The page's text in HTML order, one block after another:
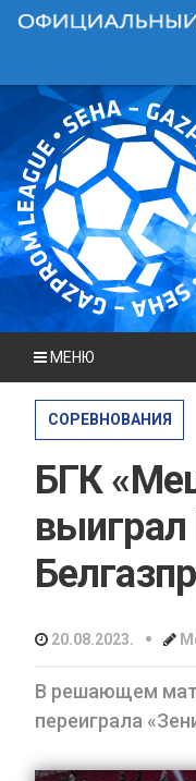
МЕНЮ
СОРЕВНОВАНИЯ
БГК
выиграл
20.08.2023. •
В решающем
переиграла